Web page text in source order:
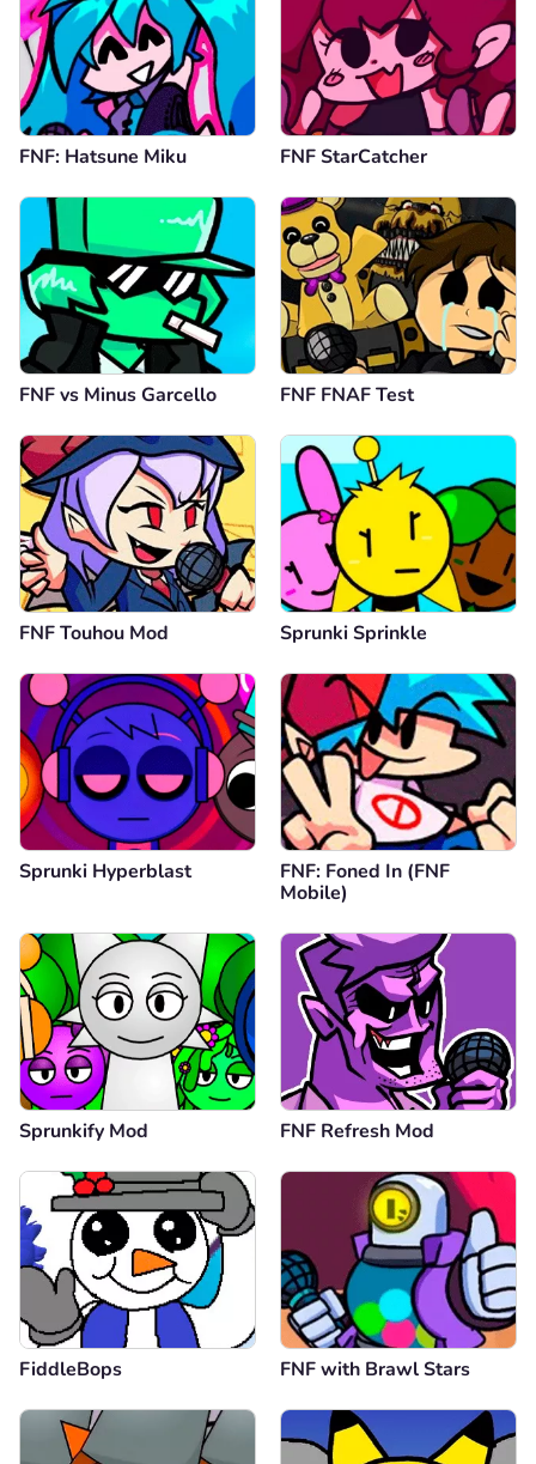
FNF: Hatsune Miku FNF StarCatcher
FNF vs Minus Garcello FNF FNAF Test
FNF Touhou Mod Sprunki Sprinkle
Sprunki Hyperblast
FNF: Foned In (FNF
Mobile)
Sprunkify Mod FNF Refresh Mod
FiddleBops FNF with Brawl Stars